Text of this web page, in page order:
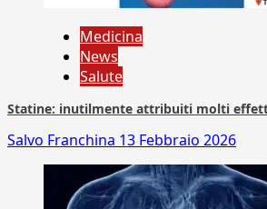
Medicina
News
Salute
Statine: inutilmente attribuiti molti
Salvo Franchina 13 Febbraio 2026